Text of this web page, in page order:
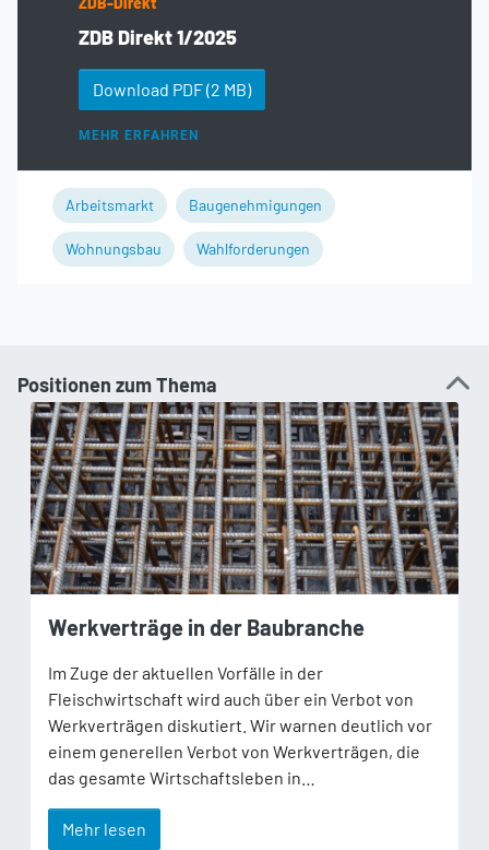
ZDB Direkt 1/2025
Download PDF(2 MB)
MEHR ERFAHREN
Arbeitsmarkt Baugenehmigungen
Wohnungsbau Wahlforderungen
Positionen zum Thema
Werkverträge in der Baubranche
Im Zuge der aktuellen Vorfälle in der
Fleischwirtschaft wird auch über ein Verbot von
Werkverträgen diskutiert. Wir warnen deutlich vor
einem generellen Verbot von Werkverträgen, die
das gesamte Wirtschaftsleben in…
Mehr lesen